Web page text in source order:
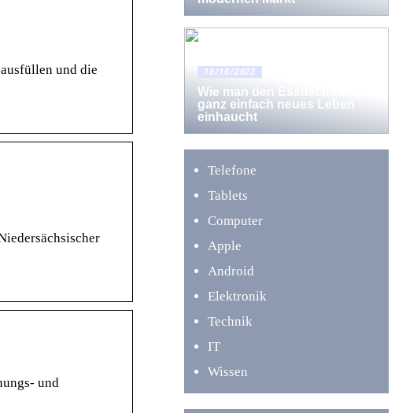
und die
und
18/10/2022
Wie man den Esstischstühlen
ganz einfach neues Leben
einhaucht
Telefone
Tablets
Computer
Apple
Android
Elektronik
Technik
IT
Wissen